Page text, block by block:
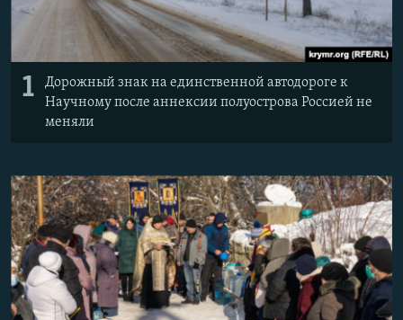
1
Дорожный знак на единственной автодороге к
Научному после аннексии полуострова Россией не
меняли